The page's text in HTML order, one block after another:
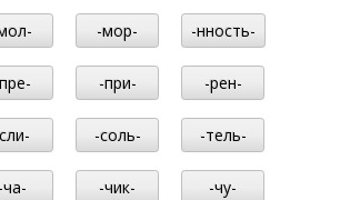
-мор- -нность-
-при- -рен-
-соль- -тель-
-чик- -чу-